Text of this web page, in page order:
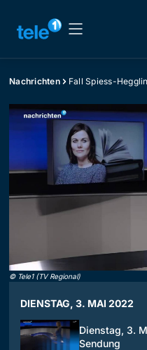
Nachrichten Fall Spiess-
© Tele1 (TV Regional)
DIENSTAG, 3. MAI 2022
Dienstag, 3.
Sendung